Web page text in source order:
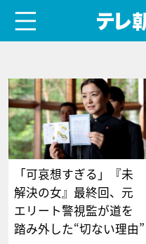
「可哀想すぎる」『未
解決の女』最終回、元
エリート警視監が道を
踏み外した“切ない理由”